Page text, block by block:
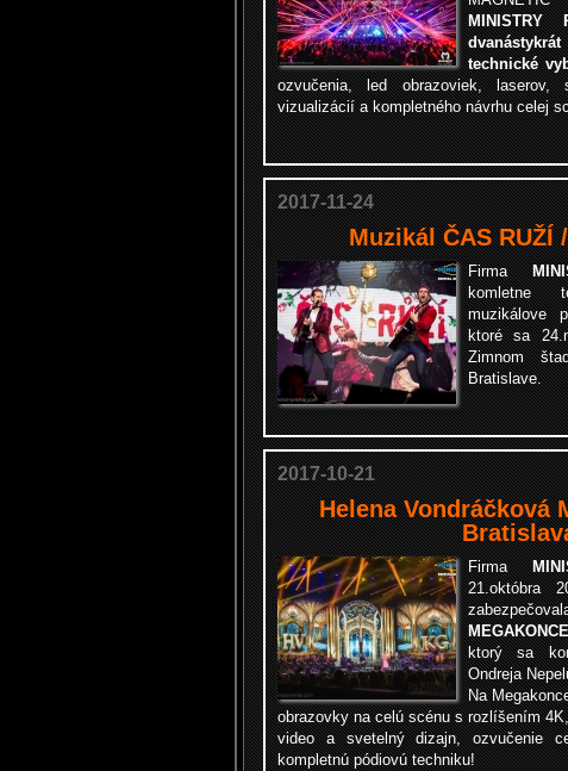
dvanástykrát
technické
ozvučenia, led obrazoviek, laserov,
vizualizácií a kompletného návrhu celej
2017-11-24
Muzikál ČAS RUŽÍ
Firma
komletne
muzikálove
ktoré sa
Zimnom
Bratislave.
2017-10-21
Helena Vondráčková
Firma
21.októbra
ktorý sa
Ondreja
Na
obrazovkyna celú scénu s rozlíšením
video a svetelný dizajn,ozvučenie
kompletnú pódiovú techniku!